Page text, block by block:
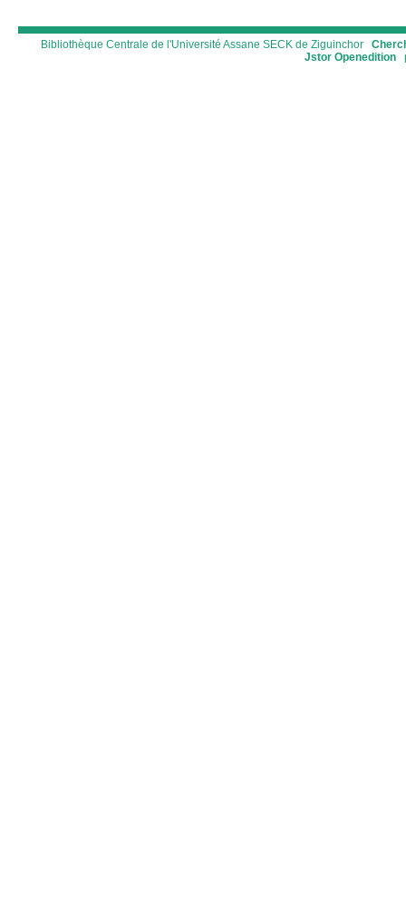
Bibliothèque Centrale de l'Université Assane SECK de Ziguinchor
Jstor Openedition